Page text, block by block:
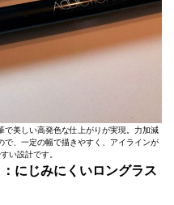
で美しい高発色な仕上がりが実現。力加減
で、一定の幅で描きやすく、アイラインが
い設計です。
にじみにくいロングラス